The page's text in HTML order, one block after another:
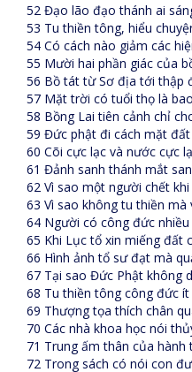
52 Đạo lão đạo thánh ai
53 Tu thiền tông, hiểu
54 Có cách nào giảm các
55 Mười hai phần giác của
56 Bồ tát từ Sơ địa tới thập
57 Mặt trời có tuổi thọ là
58 Bồng Lai tiên cảnh chỉ
59 Đức phật đi cách mặt đất
60 Cõi cực lạc và nước cực
61 Đảnh sanh thánh mắt
62 Vì sao một người chết
63 Vì sao không tu thiền
64 Người có công đức
65 Khi Lục tổ xin miếng đất
66 Hình ảnh tổ sư đạt mà
67 Tại sao Đức Phật không
68 Tu thiền tông công đức
69 Thượng tọa thích chân
70 Các nhà khoa học nói
71 Trung ấm thân của
72 Trong sách có nói con